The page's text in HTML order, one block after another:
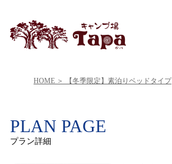
HOME 【冬季限定】素泊りベッドタイプ
PLAN PAGE
プラン詳細